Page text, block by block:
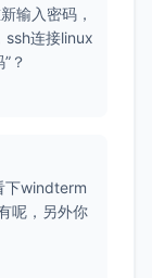
输入密码，
ssh连接linux
？
下windterm
呢，另外你